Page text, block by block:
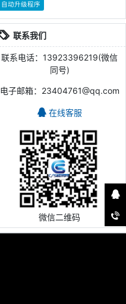
自动升级程序
联系我们
联系电话：13923396219(微信
同号)
电子邮箱：23404761@qq.com
在线客服
微信二维码